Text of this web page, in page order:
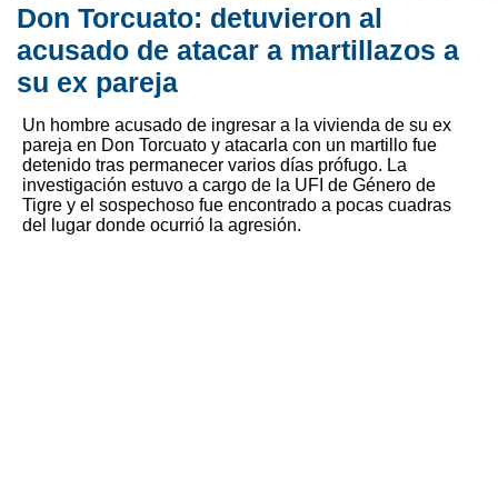
Don Torcuato: detuvieron al
acusado de atacar a martillazos a
su ex pareja
Un hombre acusado de ingresar a la vivienda de su ex
pareja en Don Torcuato y atacarla con un martillo fue
detenido tras permanecer varios días prófugo. La
investigación estuvo a cargo de la UFI de Género de
Tigre y el sospechoso fue encontrado a pocas cuadras
del lugar donde ocurrió la agresión.